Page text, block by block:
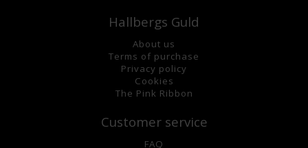
Hallbergs Guld
About us
Terms of purchase
Privacy policy
Cookies
The Pink Ribbon
Customer service
FAQ